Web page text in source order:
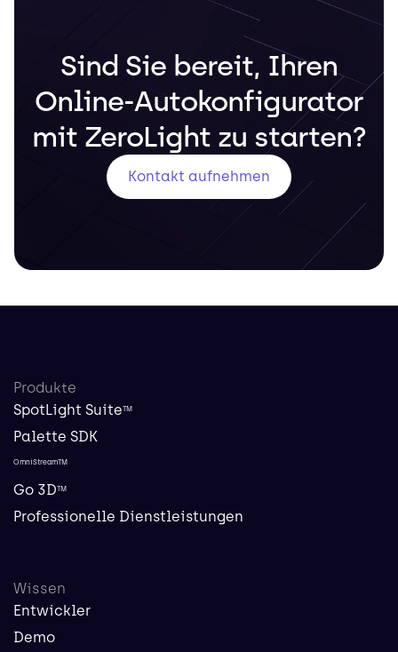
Sind Sie bereit, Ihren
Online-Autokonfigurator
mit ZeroLight zu starten?
Kontakt aufnehmen
Produkte
SpotLight SuiteTM
Palette SDK
OmniStreamTM
Go 3DTM
Professionelle Dienstleistungen
Wissen
Entwickler
Demo